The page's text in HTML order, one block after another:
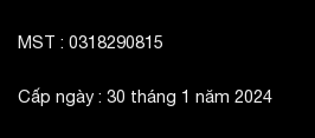
MST : 0318290815
Cấp ngày : 30 tháng 1 năm 2024